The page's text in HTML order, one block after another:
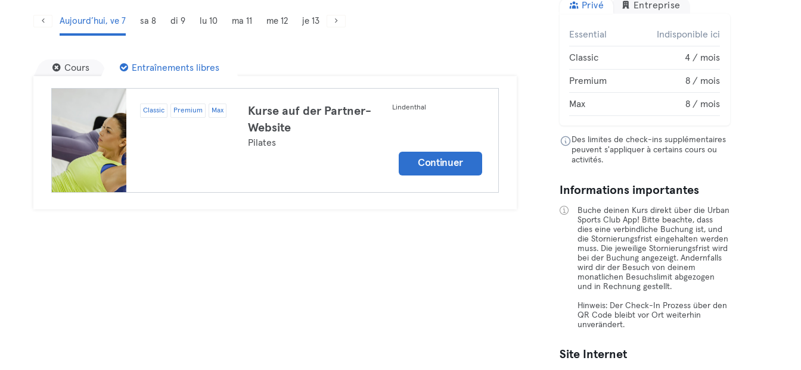
Aujourd’hui, ve 7 sa 8 di 9 lu 10 ma 11 me 12 je 13
Cours Entraînements libres
Classic Premium Max
Kurse auf der Partner-
Website
Pilates
Lindenthal
Continuer
Privé Entreprise
Essential Indisponible ici
Classic 4 / mois
Premium 8 / mois
Max 8 / mois
Des limites de check-ins supplémentaires
peuvent s'appliquer à certains cours ou
activités.
Informations importantes
Buche deinen Kurs direkt über die Urban
Sports Club App! Bitte beachte, dass
dies eine verbindliche Buchung ist, und
die Stornierungsfrist eingehalten werden
muss. Die jeweilige Stornierungsfrist wird
bei der Buchung angezeigt. Andernfalls
wird dir der Besuch von deinem
monatlichen Besuchslimit abgezogen
und in Rechnung gestellt.
Hinweis: Der Check-In Prozess über den
QR Code bleibt vor Ort weiterhin
unverändert.
Site Internet